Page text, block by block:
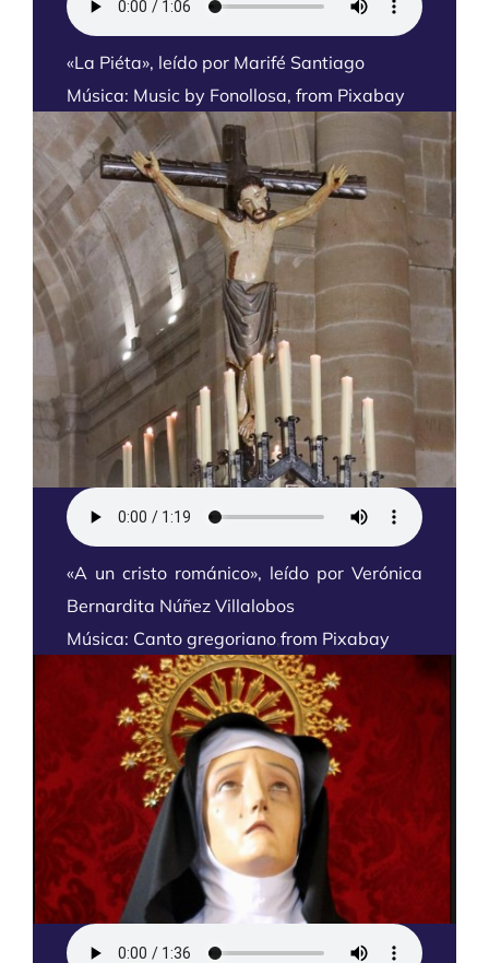
«La Piéta», leído por Marifé Santiago
Música: Music by Fonollosa,from Pixabay
«A un cristo románico», leído por Verónica
Bernardita Núñez Villalobos
Música: Canto gregoriano,from Pixabay